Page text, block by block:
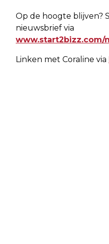
Op de hoogte blijven?
nieuwsbrief via
www.start2bizz.com/
Linken met Coraline via